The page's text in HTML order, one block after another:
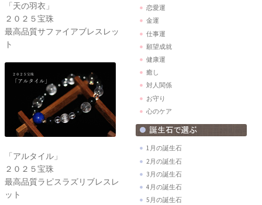
「天の羽衣」
２０２５宝珠
最高品質サファイアブレスレッ
ト
「アルタイル」
２０２５宝珠
最高品質ラピスラズリブレスレ
ット
恋愛運
金運
仕事運
願望成就
健康運
癒し
対人関係
お守り
心のケア
1月の誕生石
2月の誕生石
3月の誕生石
4月の誕生石
5月の誕生石